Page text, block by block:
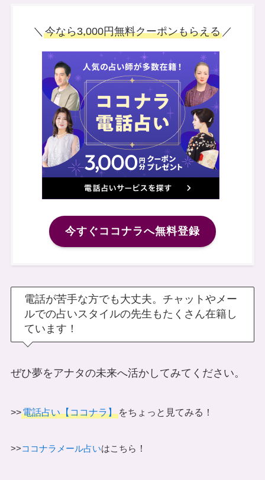
＼ 今なら3,000円無料クーポンもらえる／
今すぐココナラへ無料登録
電話が苦手な方でも大丈夫。チャットやメー
ルでの占いスタイルの先生もたくさん在籍し
ています！
ぜひ夢をアナタの未来へ活かしてみてください。
>>電話占い【ココナラ】をちょっと見てみる！
>>ココナラメール占いはこちら ！